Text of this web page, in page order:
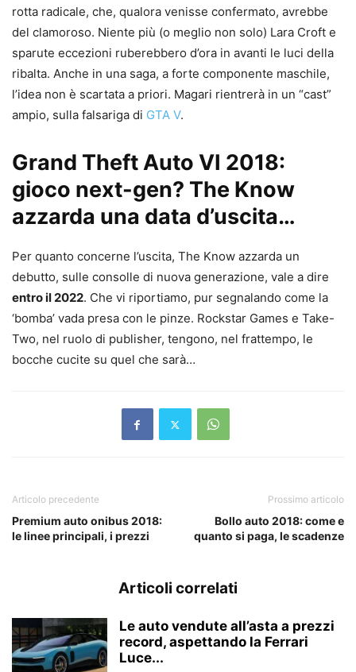
rotta radicale, che, qualora venisse confermato, avrebbe
del clamoroso. Niente più (o meglio non solo) Lara Croft e
sparute eccezioni ruberebbero d’ora in avanti le luci della
ribalta. Anche in una saga, a forte componente maschile,
l’idea non è scartata a priori. Magari rientrerà in un “cast”
ampio, sulla falsariga di GTA V.
Grand Theft Auto VI 2018:
gioco next-gen? The Know
azzarda una data d’uscita…
Per quanto concerne l’uscita, The Know azzarda un
debutto, sulle consolle di nuova generazione, vale a dire
entro il 2022. Che vi riportiamo, pur segnalando come la
‘bomba’ vada presa con le pinze. Rockstar Games e Take-
Two, nel ruolo di publisher, tengono, nel frattempo, le
bocche cucite su quel che sarà…
Articolo precedente
Premium auto onibus 2018:
le linee principali, i prezzi
Prossimo articolo
Bollo auto 2018: come e
quanto si paga, le scadenze
Articoli correlati
Le auto vendute all’asta a prezzi
record, aspettando la Ferrari
Luce...